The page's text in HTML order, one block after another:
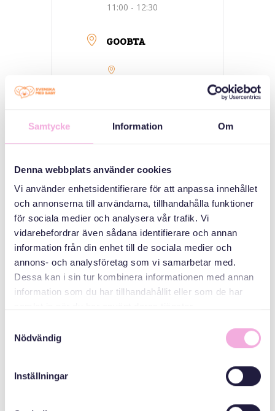
Samtycke Information Om
Denna webbplats använder cookies
Vi använder enhetsidentifierare för att anpassa innehållet
och annonserna till användarna, tillhandahålla funktioner
för sociala medier och analysera vår trafik. Vi
vidarebefordrar även sådana identifierare och annan
information från din enhet till de sociala medier och
annons- och analysföretag som vi samarbetar med.
Dessa kan i sin tur kombinera informationen med annan
information som du har tillhandahållit eller som de har
Nödvändig
Inställningar
11:00 - 12:30
GOOBTA
bibliotek, Sankt
QAYBAHA
Kulamada
waalidka
ABAABULAHA